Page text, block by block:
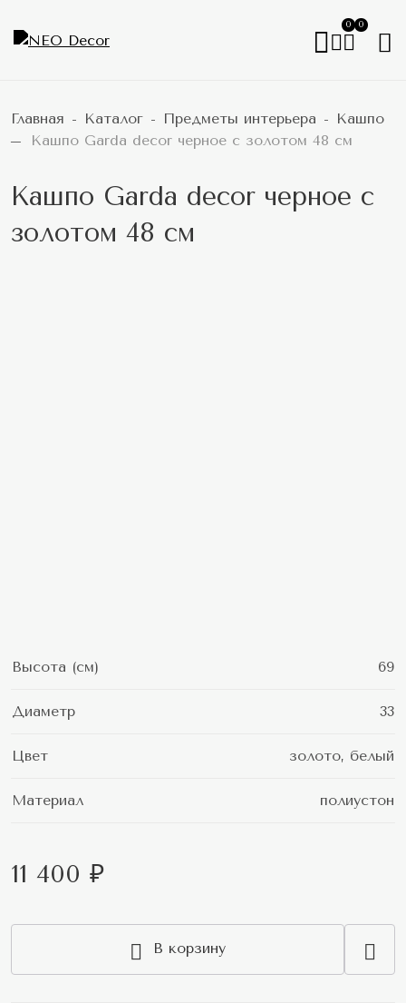
0 0
Главная Каталог Предметы интерьера
Кашпо
Кашпо Garda decor черное с золотом 48 см
Кашпо Garda decor черное с
золотом 48 см
Высота (см) 69
Диаметр 33
Цвет золото, белый
Материал полиустон
11 400 ₽
В корзину